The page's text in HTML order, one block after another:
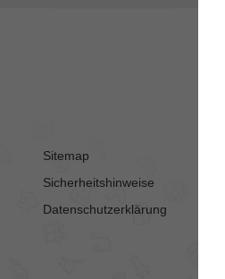
Sitemap
Sicherheitshinweise
Datenschutzerklärung